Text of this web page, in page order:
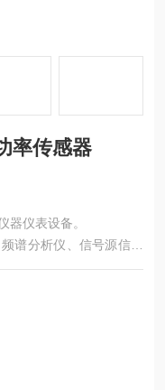
率传感器
器仪表设备。
谱分析仪、信号源信号
电桥、电源、数据采集
仪、光波测量系统、阻